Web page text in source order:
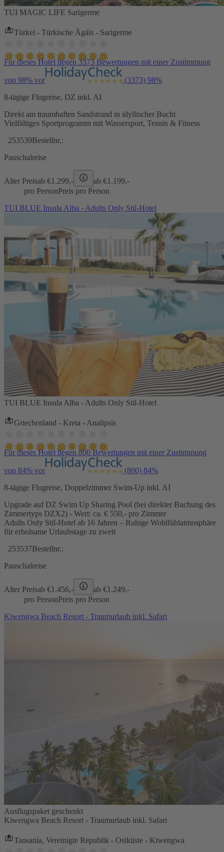
TUI MAGIC LIFE Sarigerme
Türkei - Türkische Ägäis - Sarigerme
Für dieses Hotel liegen 3373 Bewertungen mit einer Zustimmung
von 98% vor (3373) 98%
8-tägige Flugreise, DZ inkl. AI
Direkt am traumhaften Sandstrand in idyllischer Bucht
Vielfältiges Sportprogramm mit Wassersport, Tennis & Fitness
253539Bestellnr.:
Pauschalreise
Alter Preisab €1.299,- ab €1.199,-
pro PersonPreis pro Person
TUI BLUE Insula Alba - Adults Only Stil-Hotel
TUI BLUE Insula Alba - Adults Only Stil-Hotel
Griechenland - Kreta - Analipsis
Für dieses Hotel liegen 800 Bewertungen mit einer Zustimmung
von 84% vor (800) 84%
8-tägige Flugreise, Doppelzimmer Swim-Up inkl. AI
Upgrade auf DZ Swim Up Sharing Pool (bei direkter Buchung des
Zimmertyps DZX2) - Wert: ca. € 550,- pro Zimmer
Adults Only Stil-Hotel ab 16 Jahren – Ruhige Wohlfühlatmosphäre
für erholsame Urlaubstage zu zweit
253537Bestellnr.:
Pauschalreise
Alter Preisab €1.456,- ab €1.249,-
pro PersonPreis pro Person
Kiwengwa Beach Resort - Traumurlaub inkl. Safari
Ausflugspaket geschenkt
Kiwengwa Beach Resort - Traumurlaub inkl. Safari
Tansania, Vereinigte Republik - Ostküste - Kiwengwa